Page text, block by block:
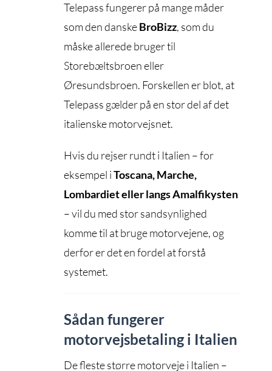
Telepass fungerer på mange måder
som den danskeBroBizz, som du
måske allerede bruger til
Storebæltsbroen eller
Øresundsbroen. Forskellen er blot, at
Telepass gælder på en stor del af det
italienske motorvejsnet.
Hvis du rejser rundt i Italien – for
eksempel iToscana, Marche,
Lombardiet eller langs Amalfikysten
– vil du med stor sandsynlighed
komme til at bruge motorvejene, og
derfor er det en fordel at forstå
systemet.
Sådan fungerer
motorvejsbetaling i Italien
De fleste større motorveje i Italien –